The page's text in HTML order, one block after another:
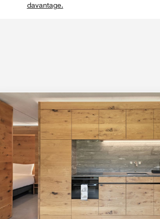
davantage.